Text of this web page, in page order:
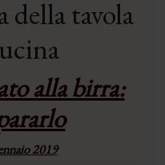
della tavola
alla birra:
2019